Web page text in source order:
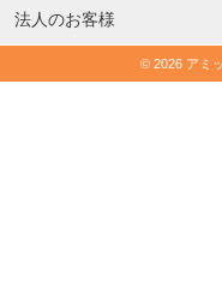
法人のお客様
© 2026 アミ